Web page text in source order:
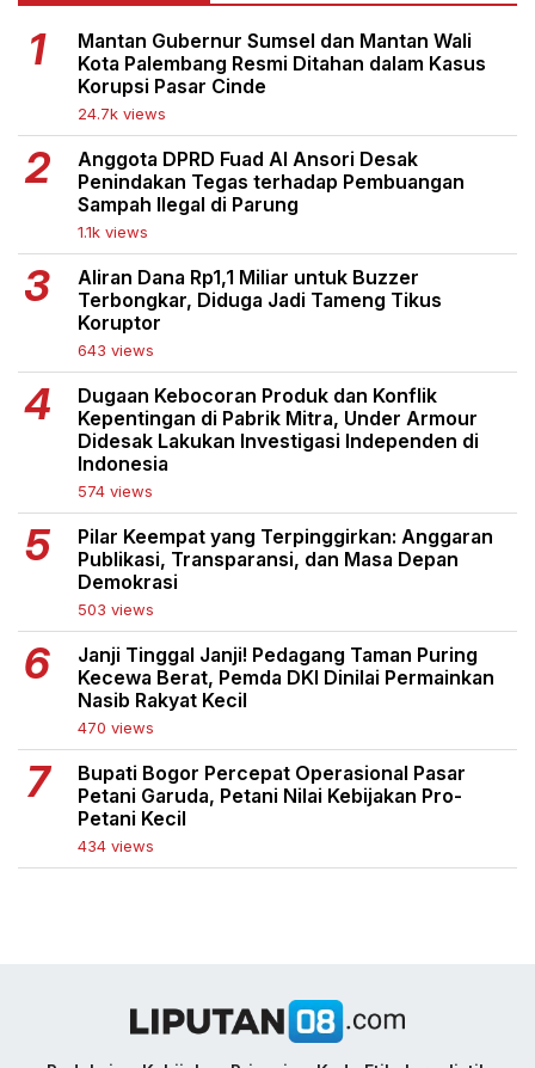
Mantan Gubernur Sumsel dan Mantan Wali
Kota Palembang Resmi Ditahan dalam Kasus
Korupsi Pasar Cinde
24.7k views
Anggota DPRD Fuad Al Ansori Desak
Penindakan Tegas terhadap Pembuangan
Sampah Ilegal di Parung
1.1k views
Aliran Dana Rp1,1 Miliar untuk Buzzer
Terbongkar, Diduga Jadi Tameng Tikus
Koruptor
643 views
Dugaan Kebocoran Produk dan Konflik
Kepentingan di Pabrik Mitra, Under Armour
Didesak Lakukan Investigasi Independen di
Indonesia
574 views
Pilar Keempat yang Terpinggirkan: Anggaran
Publikasi, Transparansi, dan Masa Depan
Demokrasi
503 views
Janji Tinggal Janji! Pedagang Taman Puring
Kecewa Berat, Pemda DKI Dinilai Permainkan
Nasib Rakyat Kecil
470 views
Bupati Bogor Percepat Operasional Pasar
Petani Garuda, Petani Nilai Kebijakan Pro-
Petani Kecil
434 views